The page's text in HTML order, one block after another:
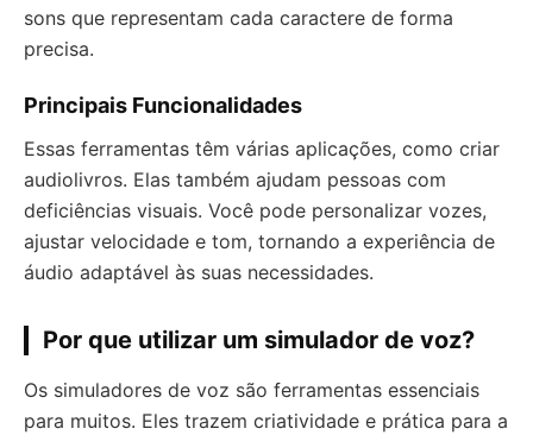
sons que representam cada caractere de forma
precisa.
Principais Funcionalidades
Essas ferramentas têm várias aplicações, como criar
audiolivros. Elas também ajudam pessoas com
deficiências visuais. Você pode personalizar vozes,
ajustar velocidade e tom, tornando a experiência de
áudio adaptável às suas necessidades.
Por que utilizar um simulador de voz?
Os simuladores de voz são ferramentas essenciais
para muitos. Eles trazem criatividade e prática para a